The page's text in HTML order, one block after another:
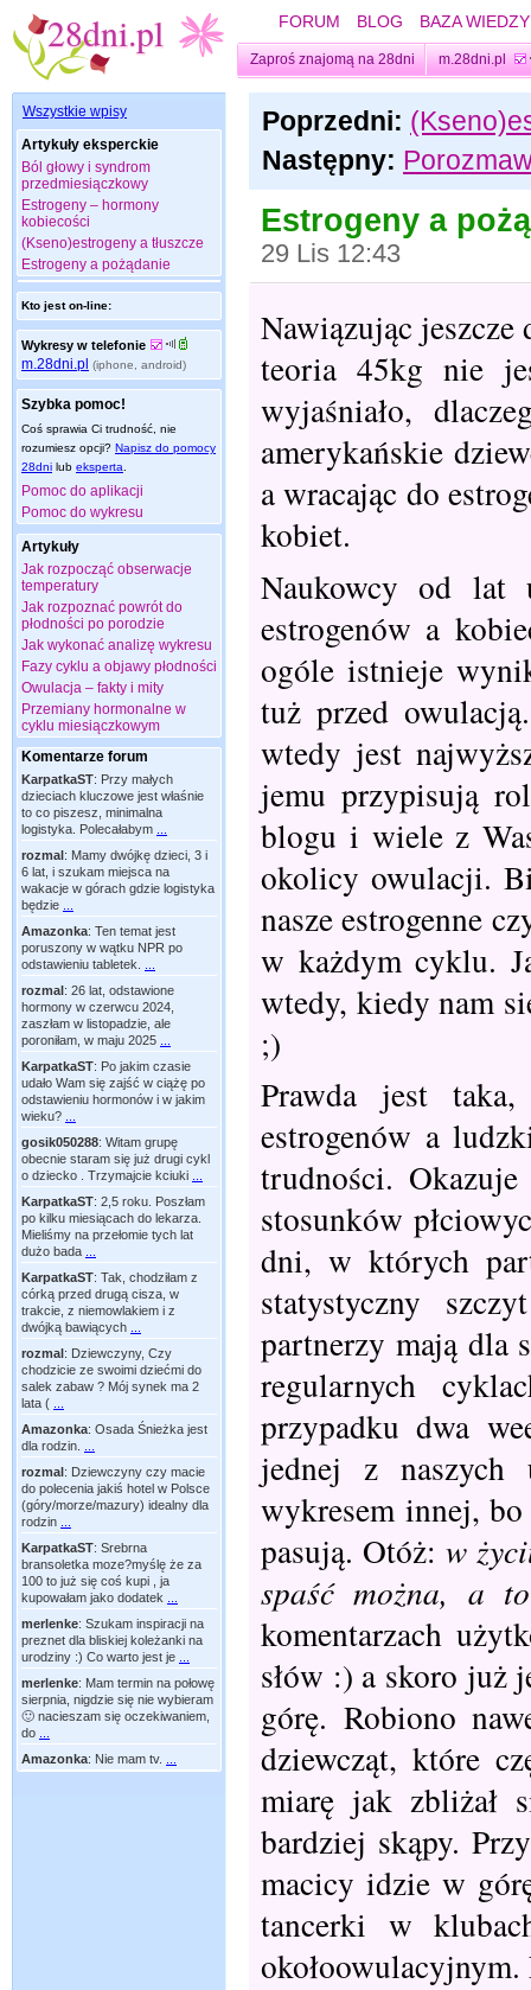
FORUM BLOG BAZA WIEDZY
Zaproś znajomą na 28dni m.28dni.pl
Wszystkie wpisy
Artykuły eksperckie
Ból głowy i syndrom
przedmiesiączkowy
Estrogeny – hormony
kobiecości
(Kseno)estrogeny a tłuszcze
Estrogeny a pożądanie
Kto jest on-line:
Wykresy w telefonie
m.28dni.pl (iphone, android)
Szybka pomoc!
Coś sprawia Ci trudność, nie
rozumiesz opcji? Napisz do pomocy
28dni lub eksperta
Pomoc do aplikacji
Pomoc do wykresu
Artykuły
Jak rozpocząć obserwacje
temperatury
Jak rozpoznać powrót do
płodności po porodzie
Jak wykonać analizę wykresu
Fazy cyklu a objawy płodności
Owulacja – fakty i mity
Przemiany hormonalne w
cyklu miesiączkowym
Komentarze forum
KarpatkaST: Przy małych
dzieciach kluczowe jest właśnie
to co piszesz, minimalna
logistyka. Polecałabym
rozmal: Mamy dwójkę dzieci, 3 i
6 lat, i szukam miejsca na
wakacje w górach gdzie logistyka
będzie
Amazonka: Ten temat jest
poruszony w wątku NPR po
odstawieniu tabletek.
rozmal: 26 lat, odstawione
hormony w czerwcu 2024,
zaszłam w listopadzie, ale
poroniłam, w maju 2025
KarpatkaST: Po jakim czasie
udało Wam się zajść w ciążę po
odstawieniu hormonów i w jakim
wieku?
gosik050288: Witam grupę
obecnie staram się już drugi cykl
o dziecko . Trzymajcie kciuki
KarpatkaST: 2,5 roku. Poszłam
po kilku miesiącach do lekarza.
Mieliśmy na przełomie tych lat
dużo bada
KarpatkaST: Tak, chodziłam z
córką przed drugą cisza, w
trakcie, z niemowlakiem i z
dwójką bawiących
rozmal: Dziewczyny, Czy
chodzicie ze swoimi dziećmi do
salek zabaw ? Mój synek ma 2
lata (
Amazonka: Osada Śnieżka jest
dla rodzin.
rozmal: Dziewczyny czy macie
do polecenia jakiś hotel w Polsce
(góry/morze/mazury) idealny dla
rodzin
KarpatkaST: Srebrna
bransoletka moze?myślę że za
100 to już się coś kupi , ja
kupowałam jako dodatek
merlenke: Szukam inspiracji na
preznet dla bliskiej koleżanki na
urodziny :) Co warto jest je
merlenke: Mam termin na połowę
sierpnia, nigdzie się nie wybieram
🙂 nacieszam się oczekiwaniem,
do
Amazonka: Nie mam tv.
Poprzedni:
Następny:
Estrogeny a
29 Lis 12:43
Nawiązując
teoria 45kg nie
wyjaśniało,
amerykańskie
a wracając do
kobiet.
Naukowcy od lat
estrogenów a
ogóle istnieje
tuż przed
wtedy jest
jemu przypisują
blogu i wiele z
okolicy owulacji.
nasze estrogenne
w każdym cyklu.
wtedy, kiedy nam
;)
Prawda jest
estrogenów a
trudności.
stosunków
dni, w których
statystyczny
partnerzy mają dla
regularnych
przypadku dwa
jednej z naszych
wykresem innej,
pasują. Otóż: w
spaść można, a
komentarzach
słów :) a skoro już
górę. Robiono
dziewcząt, które
miarę jak zbliżał
bardziej skąpy.
macicy idzie w
tancerki w